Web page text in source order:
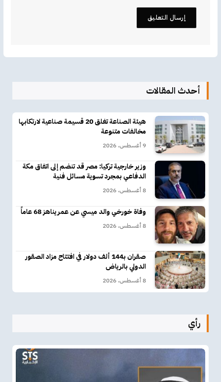
أحدث المقالات
هيئة الصناعة تغلق 20 قسيمة صناعية لارتكابها
مخالفات متنوعة
9 أغسطس، 2026
وزير خارجية تركيا: مصر قد تنضم إلى اتفاق مكة
الدفاعي بمجرد تسوية مسائل فنية
8 أغسطس، 2026
وفاة خورخي والد ميسي عن عمر يناهز 68 عاماً
8 أغسطس، 2026
صقران بـ144 ألف دولار في افتتاح مزاد الصقور
الدولي بالرياض
8 أغسطس، 2026
رأي